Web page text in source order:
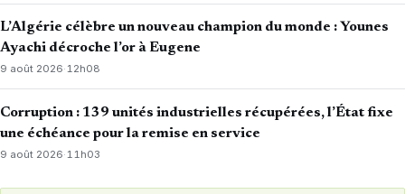
L’Algérie célèbre un nouveau champion du monde : Younes
Ayachi décroche l’or à Eugene
9 août 2026·12h08
Corruption : 139 unités industrielles récupérées, l’État fixe
une échéance pour la remise en service
9 août 2026· 11h03